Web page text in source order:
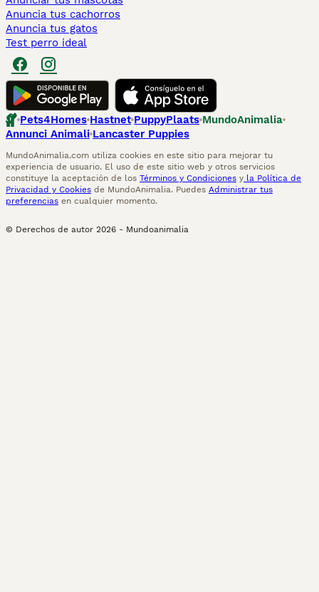
Anuncia tus cachorros
Anuncia tus gatos
Test perro ideal
Pets4Homes Hastnet PuppyPlaats MundoAnimalia
Annunci Animali Lancaster Puppies
MundoAnimalia.com utiliza cookies en este sitio para mejorar tu
experiencia de usuario. El uso de este sitio web y otros servicios
constituye la aceptación de los Términos y Condiciones y la Política de
Privacidad y Cookies de MundoAnimalia. Puedes Administrar tus
preferencias en cualquier momento.
© Derechos de autor 2026 - Mundoanimalia